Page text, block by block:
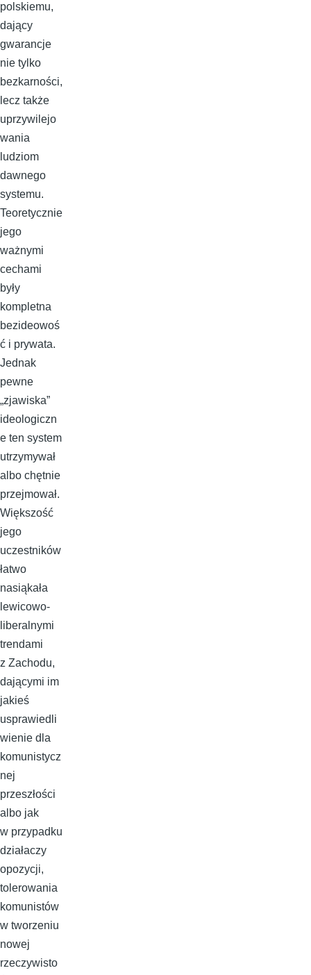
polskiemu,
dający
gwarancje
nie tylko
bezkarności,
lecz także
uprzywilejo
wania
ludziom
dawnego
systemu.
Teoretycznie
jego
ważnymi
cechami
były
kompletna
bezideowoś
ć i prywata.
Jednak
pewne
„zjawiska”
ideologiczn
e ten system
utrzymywał
albo chętnie
przejmował.
Większość
jego
uczestników
łatwo
nasiąkała
lewicowo-
liberalnymi
trendami
z Zachodu,
dającymi im
jakieś
usprawiedli
wienie dla
komunistycz
nej
przeszłości
albo jak
w przypadku
działaczy
opozycji,
tolerowania
komunistów
w tworzeniu
nowej
rzeczywisto